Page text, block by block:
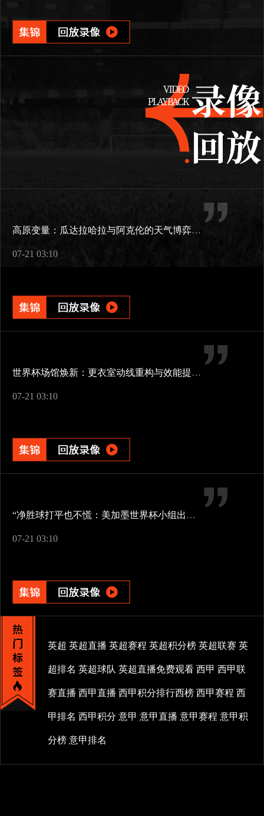
高原变量：瓜达拉哈拉与阿克伦的天气博弈如何重塑2026世界杯战术逻辑
07-21 03:10
世界杯场馆焕新：更衣室动线重构与效能提升方案
07-21 03:10
“净胜球打平也不慌：美加墨世界杯小组出线新规一图看懂”
07-21 03:10
英超 英超直播 英超赛程 英超积分榜 英超联赛 英
超排名 英超球队 英超直播免费观看 西甲 西甲联
赛直播 西甲直播 西甲积分排行西榜 西甲赛程 西
甲排名 西甲积分 意甲 意甲直播 意甲赛程 意甲积
分榜 意甲排名